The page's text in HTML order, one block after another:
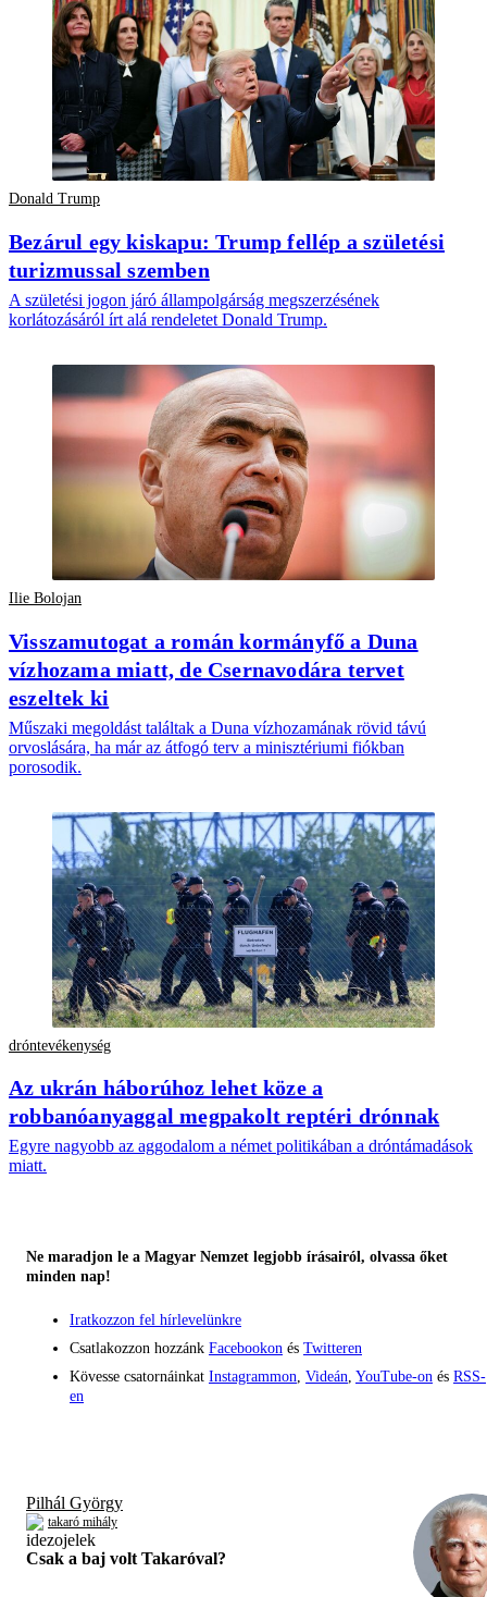
Donald Trump
Bezárul egy kiskapu: Trump fellép a születési
turizmussal szemben
A születési jogon járó állampolgárság megszerzésének
korlátozásáról írt alá rendeletet Donald Trump.
Ilie Bolojan
Visszamutogat a román kormányfő a Duna
vízhozama miatt, de Csernavodára tervet
eszeltek ki
Műszaki megoldást találtak a Duna vízhozamának rövid távú
orvoslására, ha már az átfogó terv a minisztériumi fiókban
porosodik.
dróntevékenység
Az ukrán háborúhoz lehet köze a
robbanóanyaggal megpakolt reptéri drónnak
Egyre nagyobb az aggodalom a német politikában a dróntámadások
miatt.
Ne maradjon le a Magyar Nemzet legjobb írásairól, olvassa őket
minden nap!
Iratkozzon fel hírlevelünkre
Csatlakozzon hozzánk Facebookon és Twitteren
Kövesse csatornáinkat Instagrammon, Videán, YouTube-on és RSS-
en
Pilhál György
takaró mihály
Csak a baj volt Takaróval?